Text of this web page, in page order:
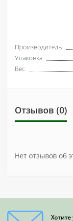
Производитель
Упаковка
Вес
Отзывов (0)
Нет отзывов об